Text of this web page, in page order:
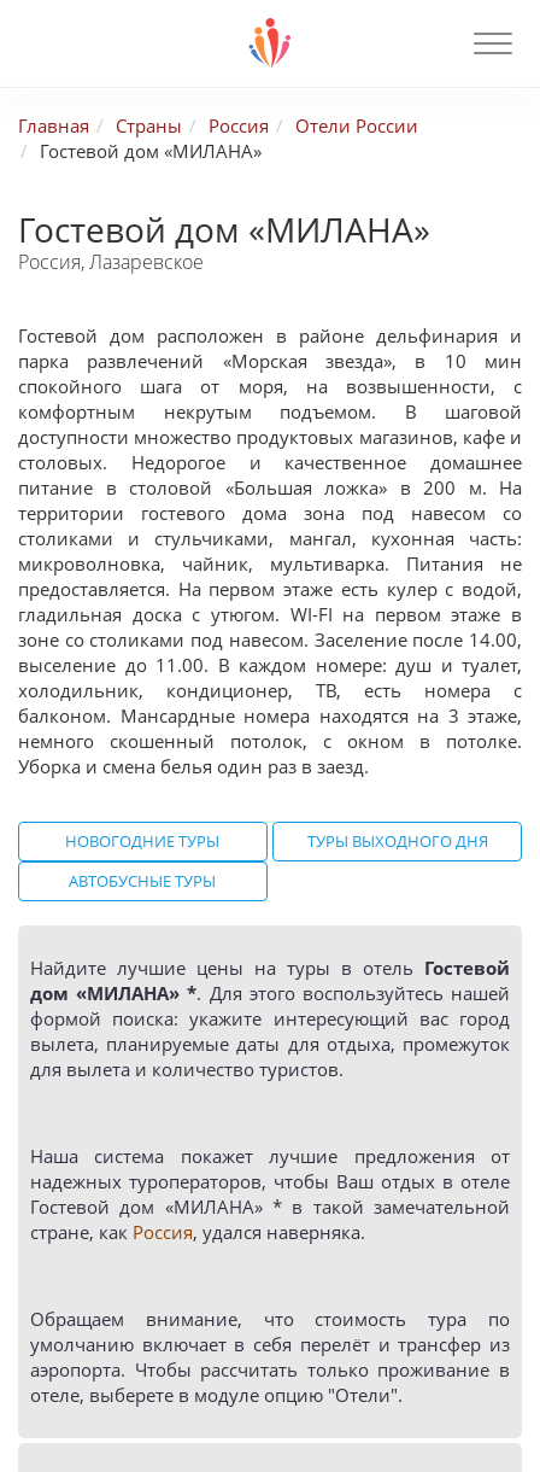
Главная Страны Россия
Отели России
Гостевой дом «МИЛАНА»
Гостевой дом «МИЛАНА»
Россия, Лазаревское
Гостевой дом расположен в районе дельфинария и
парка развлечений «Морская звезда», в 10 мин
спокойного шага от моря, на возвышенности, с
комфортным некрутым подъемом. В шаговой
доступности множество продуктовых магазинов, кафе и
столовых. Недорогое и качественное домашнее
питание в столовой «Большая ложка» в 200 м. На
территории гостевого дома зона под навесом со
столиками и стульчиками, мангал, кухонная часть:
микроволновка, чайник, мультиварка. Питания не
предоставляется. На первом этаже есть кулер с водой,
гладильная доска с утюгом. WI-FI на первом этаже в
зоне со столиками под навесом. Заселение после 14.00,
выселение до 11.00. В каждом номере: душ и туалет,
холодильник, кондиционер, ТВ, есть номера с
балконом. Мансардные номера находятся на 3 этаже,
немного скошенный потолок, с окном в потолке.
Уборка и смена белья один раз в заезд.
НОВОГОДНИЕ ТУРЫ
ТУРЫ ВЫХОДНОГО ДНЯ
АВТОБУСНЫЕ ТУРЫ
Найдите лучшие цены на туры в отель Гостевой
дом «МИЛАНА» *. Для этого воспользуйтесь нашей
формой поиска: укажите интересующий вас город
вылета, планируемые даты для отдыха, промежуток
для вылета и количество туристов.
Наша система покажет лучшие предложения от
надежных туроператоров, чтобы Ваш отдых в отеле
Гостевой дом «МИЛАНА» * в такой замечательной
стране, как Россия, удался наверняка.
Обращаем внимание, что стоимость тура по
умолчанию включает в себя перелёт и трансфер из
аэропорта. Чтобы рассчитать только проживание в
отеле, выберете в модуле опцию "Отели".